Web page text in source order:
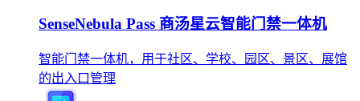
SenseNebula Pass 商汤星云智能门禁一体机
智能门禁一体机，用于社区、学校、园区、景区、展馆
的出入口管理